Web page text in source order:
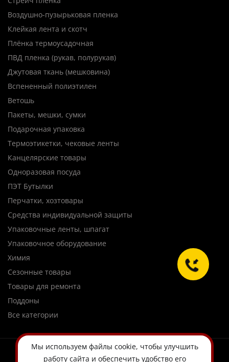
Воздушно-пузырьковая пленка
Клейкая лента и скотч
Плёнка термоусадочная
ПВД пленка (рукав, полурукав)
Джутовая ткань (мешковина)
Вспененный полиэтилен
Ветошь
Пакеты, мешки, сумки
Подарочная упаковка
Термоэтикетки, чековые ленты
Канцелярские товары
Одноразовая посуда
ПЭТ Бутылки
Перчатки, хозтовары
Средства индивидуальной защиты
Упаковочные ленты, шпагат
Упаковочное оборудование
Химия
Сезонные товары
Товары для ремонта
Поддоны
Все категории
Мы используем файлы cookie, чтобы улучшить
работу сайта и обеспечить удобство его